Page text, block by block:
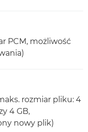
PCM, możliwość
rozmiar pliku: 4
4 GB,
nowy plik)